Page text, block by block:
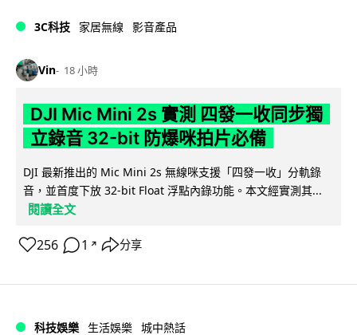
3C科技 家居無線 影音產品
Vin 18 小時
DJI Mic Mini 2s 實測 四發一收同步獨
立錄音 32-bit 防爆咪拍片必備
DJI 最新推出的 Mic Mini 2s 無線咪支援「四發一收」分軌錄
音，並首度下放 32-bit Float 浮點內錄功能。本文經實測其...
閱讀全文
256 1 ↗ 分享
科技娛樂 生活娛樂 城中熱話